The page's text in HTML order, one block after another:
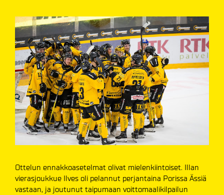
Ottelun ennakkoasetelmat olivat mielenkiintoiset. Illan
vierasjoukkue Ilves oli pelannut perjantaina Porissa Ässiä
vastaan, ja joutunut taipumaan voittomaalikilpailun